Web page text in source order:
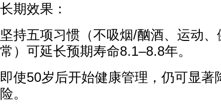
长期效果：
坚持五项习惯（不吸烟/酗酒、运动
常）可延长预期寿命8.1–8.8年。
即使50岁后开始健康管理，仍可显著
险。